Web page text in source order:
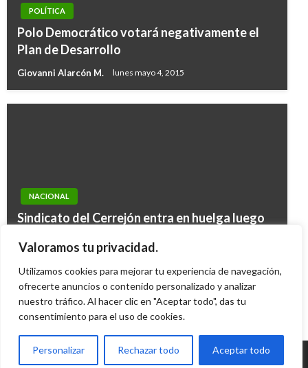
Valoramos tu privacidad.
Utilizamos cookies para mejorar tu experiencia de navegación,
ofrecerte anuncios o contenido personalizado y analizar
nuestro tráfico. Al hacer clic en "Aceptar todo", das tu
consentimiento para el uso de cookies.
Personalizar Rechazar todo Aceptar todo
POLÍTICA
Polo Democrático votará negativamente el
Plan de Desarrollo
Giovanni Alarcón M. lunes mayo 4, 2015
NACIONAL
Sindicato del Cerrejón entra en huelga luego
TEMA DEL DÍA
Presidente ordena a negociadores trabajar en
acuerdos de paz
Manuel Reyes Beltran sábado noviembre 5, 2016
NOTICIA EXTRAORDINARIA
Por lo menos 200 muertos habría dejado
accidente en túnel de pruebas nucleares en
Ariel Cabrera martes octubre 31, 2017